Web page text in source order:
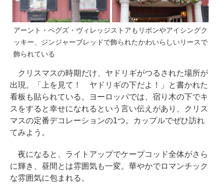
アーント・ペグズ・ヴィレッジストアもリボンやアイシングク
ッキー、ジンジャーブレッドで飾られたかわいらしいリースで
飾られている
クリスマスの時期だけ、ヤドリギがつるされた場所が
出現。「上を見て！ ヤドリギの下だよ！」と書かれた
看板も貼られている。ヨーロッパでは、宿り木の下でキ
スをすると幸せになれるという言い伝えがあり、クリス
マスの定番デコレーションの1つ。カップルでぜひ訪れ
てみよう。
夜になると、ライトアップでケープコッド全体がさら
に輝き、昼間とは雰囲気も一変。華やかでロマンチック
な雰囲気に包まれる。